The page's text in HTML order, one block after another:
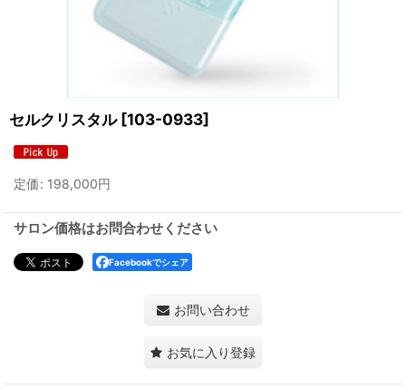
セルクリスタル [103-0933]
定価: 198,000円
サロン価格はお問合わせください
Facebookでシェア
お問い合わせ
お気に入り登録